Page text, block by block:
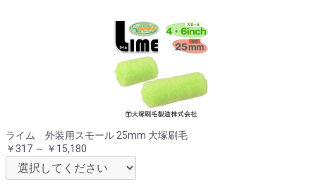
ライム 外装用スモール 25mm 大塚刷毛
￥317 ～ ￥15,180